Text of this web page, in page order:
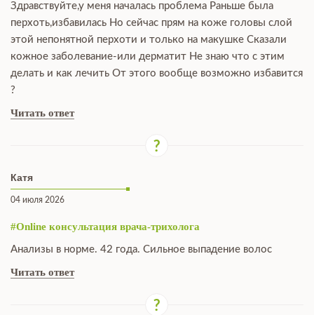
Здравствуйте,у меня началась проблема Раньше была
перхоть,избавилась Но сейчас прям на коже головы слой
этой непонятной перхоти и только на макушке Сказали
кожное заболевание-или дерматит Не знаю что с этим
делать и как лечить От этого вообще возможно избавится
?
Читать ответ
Катя
04 июля 2026
#Online консультация врача-трихолога
Анализы в норме. 42 года. Сильное выпадение волос
Читать ответ